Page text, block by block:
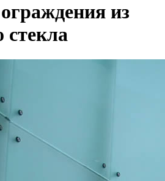
из
стекла